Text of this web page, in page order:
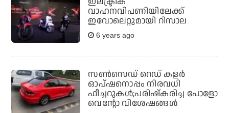
വാഹനവിപണിയിലേക്ക്
ഇവോലെറ്റുമായി റിസാല
6 years ago
സണ്‍സെഡ് റെഡ് കളര്‍
ഓപ്ഷനൊപ്പം നിരവധി
ഫീച്ചറുകള്‍;പരിഷ്‌കരിച്ച പോളോ
വെന്റോ വിശേഷങ്ങള്‍